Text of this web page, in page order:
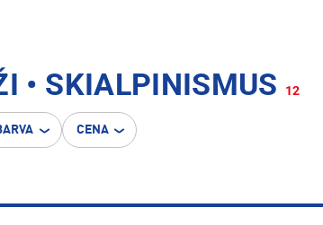
• SKIALPINISMUS 12
CENA